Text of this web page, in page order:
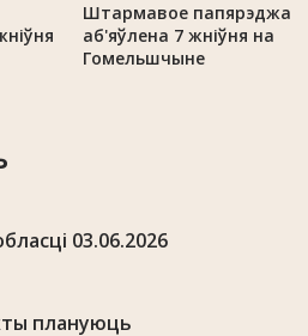
Штармавое
аб'яўлена 7 жніўня на
Гомельшчыне
03.06.2026
плануюць